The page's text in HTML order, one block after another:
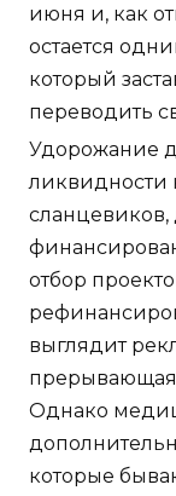
июня и, как
остается
который
переводить
Удорожание
ликвидности
сланцевиков,
отбор
выглядит
прерывающая
Однако
которые